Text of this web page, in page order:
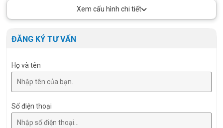
Xem cấu hình chi tiết
ĐĂNG KÝ TƯ VẤN
Họ và tên
Số điện thoại